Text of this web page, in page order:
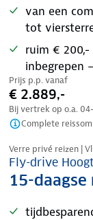
van een
tot
ruim € 200,-
inbegrepen
Prijs p.p. vanaf
€ 2.889,-
Bij vertrek op o.a.
Complete reissom
Nazomer korting
Verre privé reizen |
Fly-drive
15-